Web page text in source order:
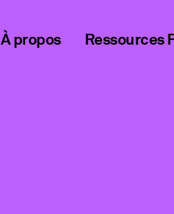
À propos Ressources